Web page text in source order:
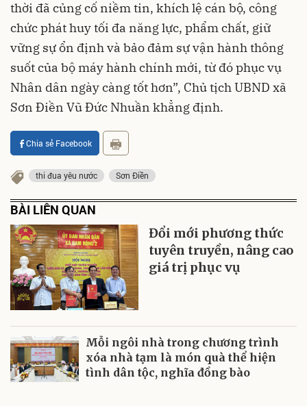
thời đã củng cố niềm tin, khích lệ cán bộ, công
chức phát huy tối đa năng lực, phẩm chất, giữ
vững sự ổn định và bảo đảm sự vận hành thông
suốt của bộ máy hành chính mới, từ đó phục vụ
Nhân dân ngày càng tốt hơn”, Chủ tịch UBND xã
Sơn Điền Vũ Đức Nhuần khẳng định.
Chia sẻ Facebook
thi đua yêu nước Sơn Điền
BÀI LIÊN QUAN
Đổi mới phương thức
tuyên truyền, nâng cao
giá trị phục vụ
Mỗi ngôi nhà trong chương trình
xóa nhà tạm là món quà thể hiện
tình dân tộc, nghĩa đồng bào